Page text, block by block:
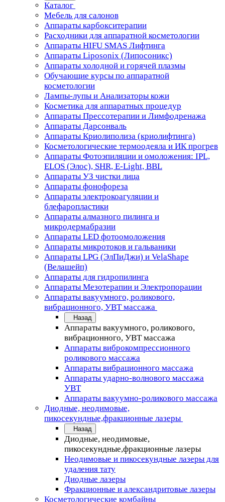
Каталог
Мебель для салонов
Аппараты карбокситерапии
Расходники для аппаратной косметологии
Аппараты HIFU SMAS Лифтинга
Аппараты Liposonix (Липосоникс)
Аппараты холодной и горячей плазмы
Обучающие курсы по аппаратной
косметологии
Лампы-лупы и Анализаторы кожи
Косметика для аппаратных процедур
Аппараты Прессотерапии и Лимфодренажа
Аппараты Дарсонваль
Аппараты Криолиполиза (криолифтинга)
Косметологические термоодеяла и ИК прогрев
Аппараты Фотоэпиляции и омоложения: IPL,
ELOS (Элос), SHR, E-Light, BBL
Аппараты УЗ чистки лица
Аппараты фонофореза
Аппараты электрокоагуляции и
блефаропластики
Аппараты алмазного пилинга и
микродермабразии
Аппараты LED фотоомоложения
Аппараты микротоков и гальваники
Аппараты LPG (ЭлПиДжи) и VelaShape
(Велашейп)
Аппараты для гидропилинга
Аппараты Мезотерапии и Электропорации
Аппараты вакуумного, роликового,
вибрационного, УВТ массажа
Назад
Аппараты вакуумного, роликового,
вибрационного, УВТ массажа
Аппараты виброкомпрессионного
роликового массажа
Аппараты вибрационного массажа
Аппараты ударно-волнового массажа
УВТ
Аппараты вакуумно-роликового массажа
Диодные, неодимовые,
пикосекундные,фракционные лазеры
Назад
Диодные, неодимовые,
пикосекундные,фракционные лазеры
Неодимовые и пикосекундные лазеры для
удаления тату
Диодные лазеры
Фракционные и александритовые лазеры
Косметологические комбайны